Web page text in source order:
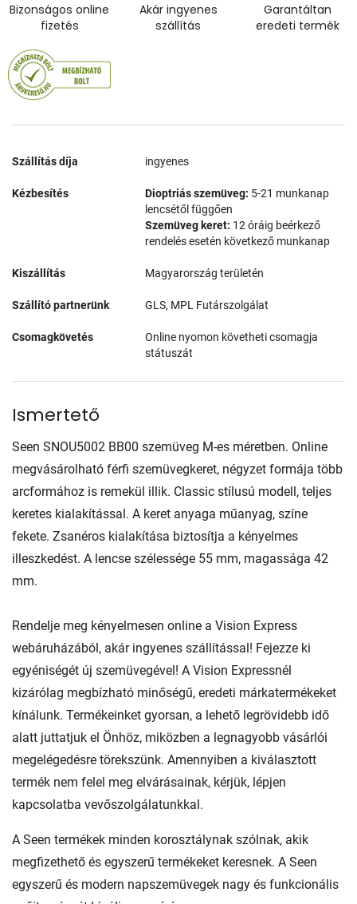
Bizonságos online
fizetés
Akár ingyenes
szállítás
Garantáltan
eredeti termék
Szállítás díja ingyenes
Kézbesítés Dioptriás szemüveg: 5-21 munkanap
lencsétől függően
Szemüveg keret: 12 óráig beérkező
rendelés esetén következő munkanap
Kiszállítás Magyarország területén
Szállító partnerünk GLS, MPL Futárszolgálat
Csomagkövetés
Online nyomon követheti csomagja
státuszát
Ismertető
Seen SNOU5002 BB00 szemüveg M-es méretben. Online
megvásárolható férfi szemüvegkeret, négyzet formája több
arcformához is remekül illik. Classic stílusú modell, teljes
keretes kialakítással. A keret anyaga műanyag, színe
fekete. Zsanéros kialakítása biztosítja a kényelmes
illeszkedést. A lencse szélessége 55 mm, magassága 42
mm.
Rendelje meg kényelmesen online a Vision Express
webáruházából, akár ingyenes szállítással! Fejezze ki
egyéniségét új szemüvegével! A Vision Expressnél
kizárólag megbízható minőségű, eredeti márkatermékeket
kínálunk. Termékeinket gyorsan, a lehető legrövidebb idő
alatt juttatjuk el Önhöz, miközben a legnagyobb vásárlói
megelégedésre törekszünk. Amennyiben a kiválasztott
termék nem felel meg elvárásainak, kérjük, lépjen
kapcsolatba vevőszolgálatunkkal.
A Seen termékek minden korosztálynak szólnak, akik
megfizethető és egyszerű termékeket keresnek. A Seen
egyszerű és modern napszemüvegek nagy és funkcionális